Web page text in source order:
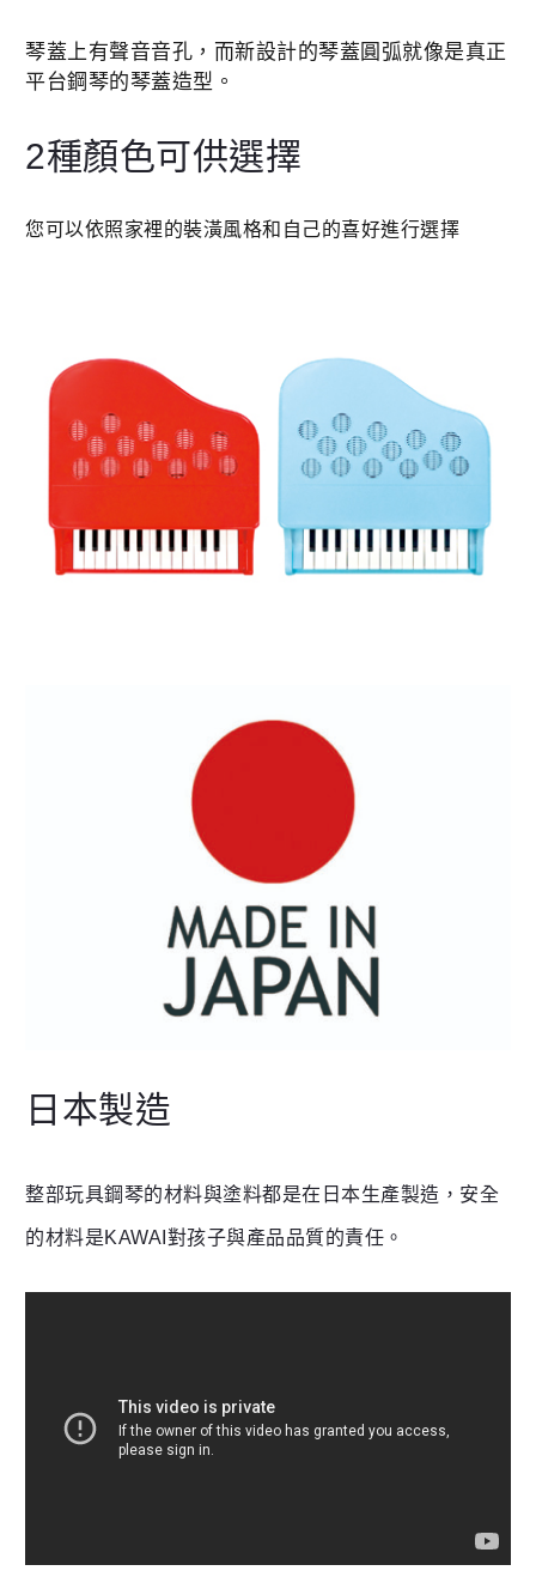
琴蓋上有聲音音孔，而新設計的琴蓋圓弧就像是真正
平台鋼琴的琴蓋造型。
2種顏色可供選擇
您可以依照家裡的裝潢風格和自己的喜好進行選擇
日本製造
整部玩具鋼琴的材料與塗料都是在日本生產製造，安全
的材料是KAWAI對孩子與產品品質的責任。